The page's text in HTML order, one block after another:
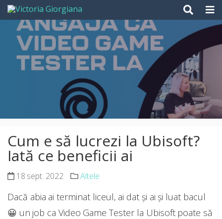
Skip
content
Cum e să lucrezi la Ubisoft?
Iată ce beneficii ai
18 sept. 2022 Altele
Dacă abia ai terminat liceul, ai dat și ai și luat bacul
😀 un job ca Video Game Tester la Ubisoft poate să